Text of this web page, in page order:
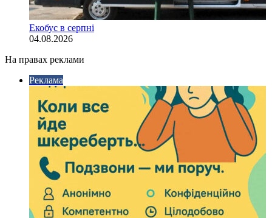
Екобус в серпні
04.08.2026
На правах реклами
Реклама